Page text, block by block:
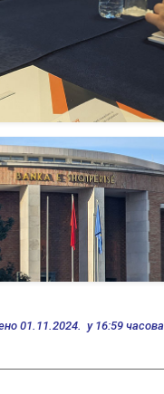
01.11.2024. у 16:59 часова